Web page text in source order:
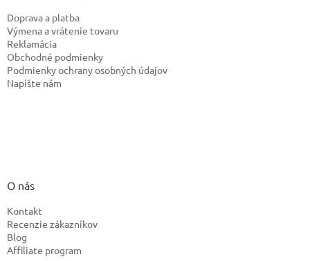
Doprava a platba
Výmena a vrátenie tovaru
Reklamácia
Obchodné podmienky
Podmienky ochrany osobných údajov
Napíšte nám
O nás
Kontakt
Recenzie zákazníkov
Blog
Affiliate program